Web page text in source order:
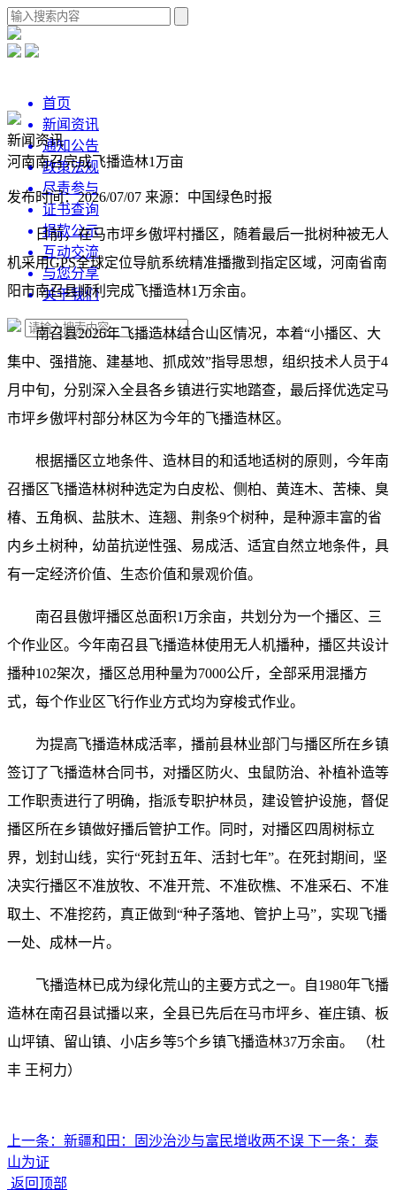
首页
新闻资讯
通知公告
政策法规
尽责参与
证书查询
捐款公示
互动交流
与您分享
关于我们
新闻资讯
河南南召完成飞播造林1万亩
发布时间：2026/07/07 来源：中国绿色时报
日前，在马市坪乡傲坪村播区，随着最后一批树种被无人
机采用GPS全球定位导航系统精准播撒到指定区域，河南省南
阳市南召县顺利完成飞播造林1万余亩。
南召县2026年飞播造林结合山区情况，本着“小播区、大
集中、强措施、建基地、抓成效”指导思想，组织技术人员于4
月中旬，分别深入全县各乡镇进行实地踏查，最后择优选定马
市坪乡傲坪村部分林区为今年的飞播造林区。
根据播区立地条件、造林目的和适地适树的原则，今年南
召播区飞播造林树种选定为白皮松、侧柏、黄连木、苦楝、臭
椿、五角枫、盐肤木、连翘、荆条9个树种，是种源丰富的省
内乡土树种，幼苗抗逆性强、易成活、适宜自然立地条件，具
有一定经济价值、生态价值和景观价值。
南召县傲坪播区总面积1万余亩，共划分为一个播区、三
个作业区。今年南召县飞播造林使用无人机播种，播区共设计
播种102架次，播区总用种量为7000公斤，全部采用混播方
式，每个作业区飞行作业方式均为穿梭式作业。
为提高飞播造林成活率，播前县林业部门与播区所在乡镇
签订了飞播造林合同书，对播区防火、虫鼠防治、补植补造等
工作职责进行了明确，指派专职护林员，建设管护设施，督促
播区所在乡镇做好播后管护工作。同时，对播区四周树标立
界，划封山线，实行“死封五年、活封七年”。在死封期间，坚
决实行播区不准放牧、不准开荒、不准砍樵、不准采石、不准
取土、不准挖药，真正做到“种子落地、管护上马”，实现飞播
一处、成林一片。
飞播造林已成为绿化荒山的主要方式之一。自1980年飞播
造林在南召县试播以来，全县已先后在马市坪乡、崔庄镇、板
山坪镇、留山镇、小店乡等5个乡镇飞播造林37万余亩。 （杜
丰 王柯力）
上一条： 新疆和田：固沙治沙与富民增收两不误 下一条： 泰
山为证
返回顶部